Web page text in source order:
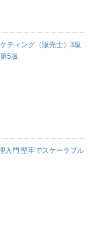
ティング（販売士）3級
5版
入門 堅牢でスケーラブル